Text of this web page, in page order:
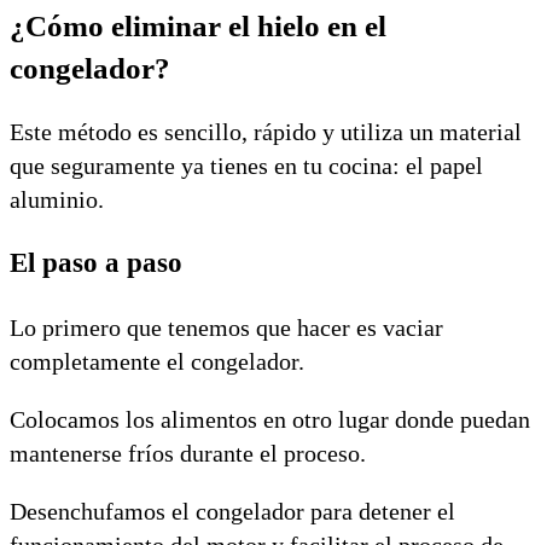
¿Cómo eliminar el hielo en el
congelador?
Este método es sencillo, rápido y utiliza un material
que seguramente ya tienes en tu cocina: el papel
aluminio.
El paso a paso
Lo primero que tenemos que hacer es vaciar
completamente el congelador.
Colocamos los alimentos en otro lugar donde puedan
mantenerse fríos durante el proceso.
Desenchufamos el congelador para detener el